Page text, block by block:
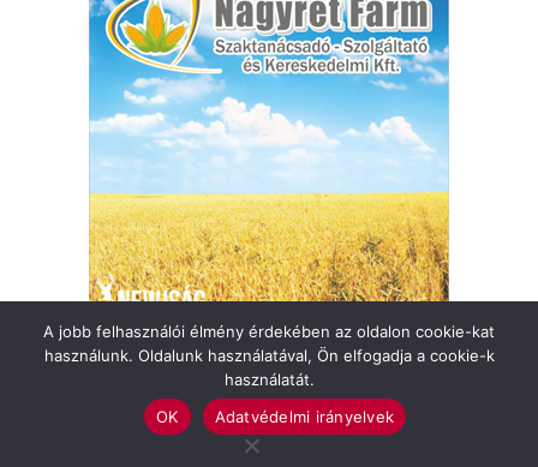
Felhasználási feltételek
Impresszum
A jobb felhasználói élmény érdekében az oldalon cookie-kat
használunk. Oldalunk használatával, Ön elfogadja a cookie-k
használatát.
OK
Adatvédelmi irányelvek